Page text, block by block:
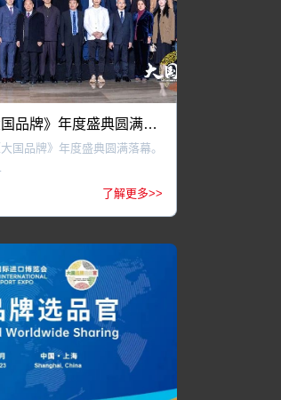
看见未来 2023《大国品牌》年度盛典圆满成功，赋能中国品牌
国品牌》年度盛典圆满落幕。
了解更多>>